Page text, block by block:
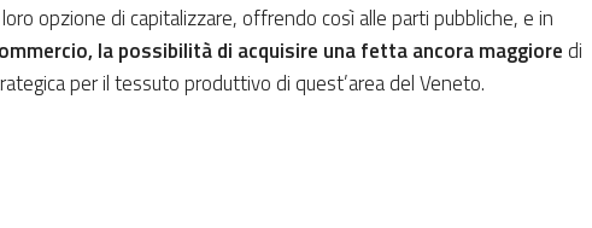
opzione di capitalizzare, offrendo così alle parti pubbliche, e in
la possibilità di acquisire una fetta ancora maggiore di
per il tessuto produttivo di quest’area del Veneto.